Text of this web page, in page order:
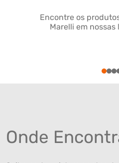
Encontre os
Marelli em nossas
123
Onde